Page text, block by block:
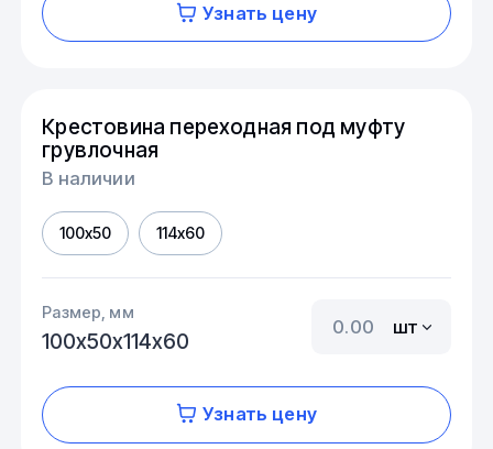
Узнать цену
Крестовина переходная под муфту
грувлочная
В наличии
100х50 114х60
Размер, мм
100х50х114х60
шт
Узнать цену